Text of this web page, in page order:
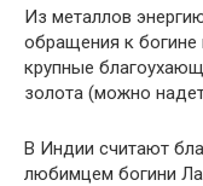
Из металлов
обращения к
крупные
золота (можно
В Индии считают
любимцем богини